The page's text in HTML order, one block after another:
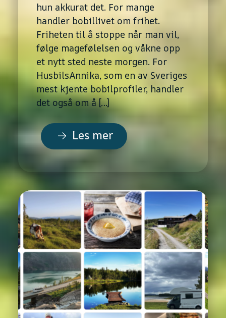
hun akkurat det. For mange
handler bobillivet om frihet.
Friheten til å stoppe når man vil,
følge magefølelsen og våkne opp
et nytt sted neste morgen. For
HusbilsAnnika, som en av Sveriges
mest kjente bobilprofiler, handler
det også om å […]
Les mer